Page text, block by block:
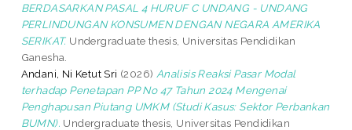
BERDASARKAN PASAL 4 HURUF C UNDANG - UNDANG
PERLINDUNGAN KONSUMEN DENGAN NEGARA AMERIKA
SERIKAT. Undergraduate thesis, Universitas Pendidikan
Ganesha.
Andani, Ni Ketut Sri (2026) Analisis Reaksi Pasar Modal
terhadap Penetapan PP No 47 Tahun 2024 Mengenai
Penghapusan Piutang UMKM (Studi Kasus: Sektor Perbankan
BUMN). Undergraduate thesis, Universitas Pendidikan